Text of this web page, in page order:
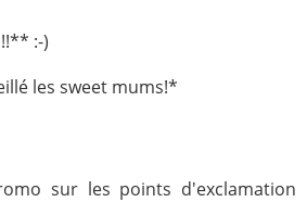
:-)
les sweet mums!*
sur les points d'exclamation